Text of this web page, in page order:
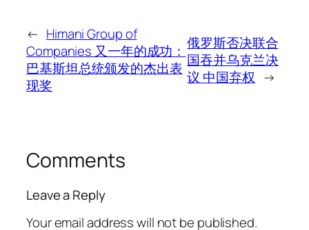
← Himani Group of
Companies 又一年的成功：
巴基斯坦总统颁发的杰出表
现奖
俄罗斯否决联合
国吞并乌克兰决
议 中国弃权 →
Comments
Leave a Reply
Your email address will not be published.